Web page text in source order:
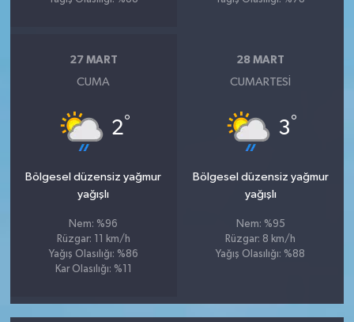
27 MART
CUMA
2°
Bölgesel düzensiz yağmur
yağışlı
Nem: %96
Rüzgar: 11 km/h
Yağış Olasılığı: %86
Kar Olasılığı: %11
28 MART
CUMARTESI
3°
Bölgesel düzensiz yağmur
yağışlı
Nem: %95
Rüzgar: 8 km/h
Yağış Olasılığı: %88